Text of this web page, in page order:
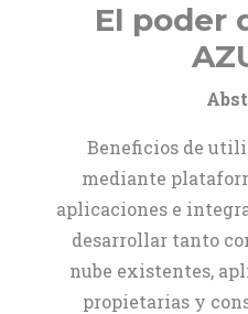
El poder
Beneficios de
mediante
aplicaciones e
desarrollar tanto
nube existentes,
propietarias y